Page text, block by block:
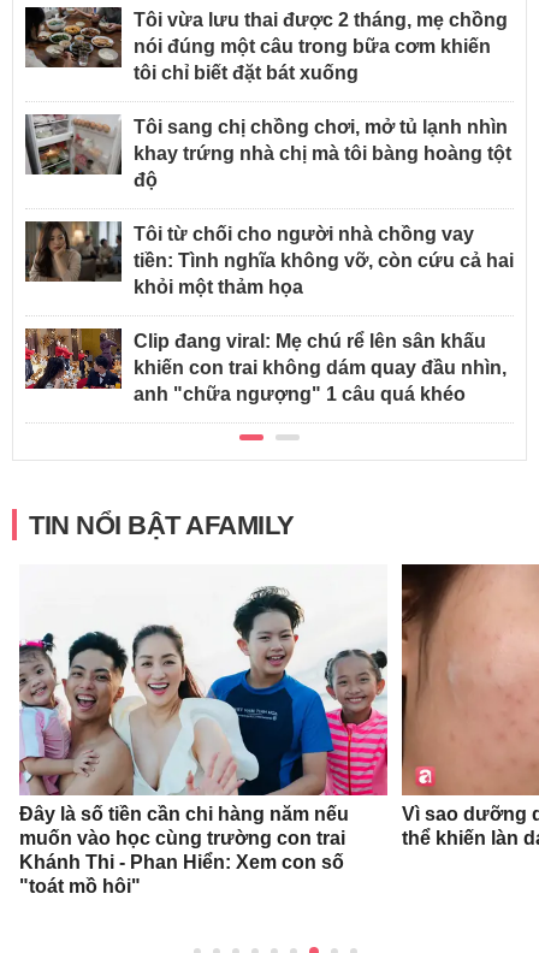
Tôi vừa lưu thai được 2 tháng, mẹ chồng
nói đúng một câu trong bữa cơm khiến
tôi chỉ biết đặt bát xuống
Tôi sang chị chồng chơi, mở tủ lạnh nhìn
khay trứng nhà chị mà tôi bàng hoàng tột
độ
Tôi từ chối cho người nhà chồng vay
tiền: Tình nghĩa không vỡ, còn cứu cả hai
khỏi một thảm họa
Clip đang viral: Mẹ chú rể lên sân khấu
khiến con trai không dám quay đầu nhìn,
anh "chữa ngượng" 1 câu quá khéo
TIN NỔI BẬT AFAMILY
Đây là số tiền cần chi hàng năm nếu
muốn vào học cùng trường con trai
Khánh Thi - Phan Hiển: Xem con số
"toát mồ hôi"
Vì sao dưỡng
thể khiến làn